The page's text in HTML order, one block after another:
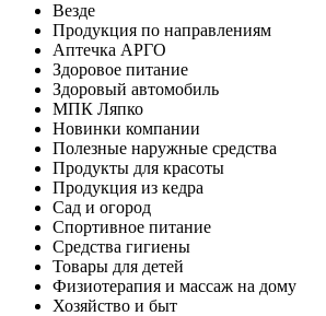
Везде
Продукция по направлениям
Аптечка АРГО
Здоровое питание
Здоровый автомобиль
МПК Ляпко
Новинки компании
Полезные наружные средства
Продукты для красоты
Продукция из кедра
Сад и огород
Спортивное питание
Средства гигиены
Товары для детей
Физиотерапия и массаж на дому
Хозяйство и быт